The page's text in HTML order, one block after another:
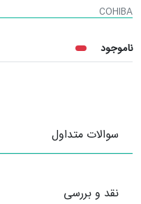
COHIBA
ناموجود
سوالات متداول
نقد و بررسی